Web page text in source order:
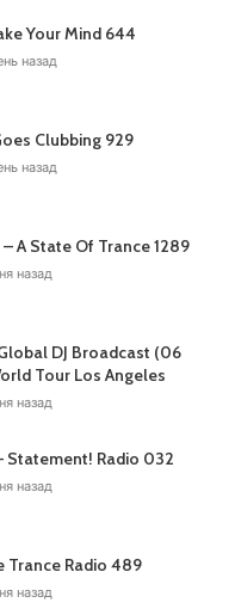
Your Mind 644
назад
Clubbing 929
назад
A State Of Trance 1289
назад
DJ Broadcast (06
Tour Los Angeles
назад
Statement! Radio 032
назад
Trance Radio 489
назад